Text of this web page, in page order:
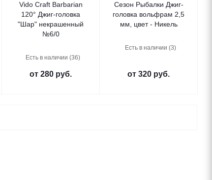
Vido Craft Barbarian
120° Джиг-головка
"Шар" некрашенный
№6/0
Есть в наличии (36)
от280 руб.
Сезон Рыбалки Джиг-
головка вольфрам 2,5
мм, цвет - Никель
Есть в наличии (3)
от320 руб.